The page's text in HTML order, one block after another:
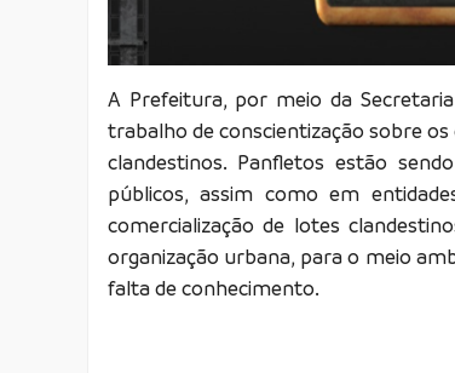
A Prefeitura, por meio da
trabalho de conscientização sobre
clandestinos. Panfletos estão
públicos, assim como em
comercialização de lotes
organização urbana, para o meio
falta de conhecimento.